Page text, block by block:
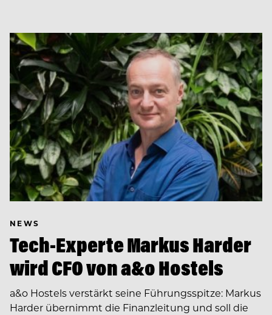
NEWS
Tech-Experte Markus Harder
wird CFO von a&o Hostels
a&o Hostels verstärkt seine Führungsspitze: Markus
Harder übernimmt die Finanzleitung und soll die